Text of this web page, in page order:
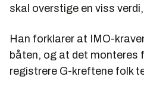
skal overstige en viss
Han forklarer at IMO-
båten, og at det monteres
registrere G-kreftene folk